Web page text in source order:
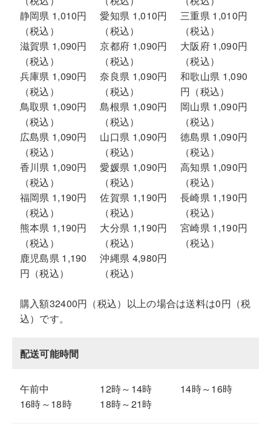
静岡県 1,010円
（税込）
愛知県 1,010円
（税込）
三重県 1,010円
（税込）
滋賀県 1,090円
（税込）
京都府 1,090円
（税込）
大阪府 1,090円
（税込）
兵庫県 1,090円
（税込）
奈良県 1,090円
（税込）
和歌山県 1,090
円（税込）
鳥取県 1,090円
（税込）
島根県 1,090円
（税込）
岡山県 1,090円
（税込）
広島県 1,090円
（税込）
山口県 1,090円
（税込）
徳島県 1,090円
（税込）
香川県 1,090円
（税込）
愛媛県 1,090円
（税込）
高知県 1,090円
（税込）
福岡県 1,190円
（税込）
佐賀県 1,190円
（税込）
長崎県 1,190円
（税込）
熊本県 1,190円
（税込）
大分県 1,190円
（税込）
宮崎県 1,190円
（税込）
鹿児島県 1,190
円（税込）
沖縄県 4,980円
（税込）
購入額32400円（税込）以上の場合は送料は0円（税
込）です。
配送可能時間
午前中 12時～14時
14時～16時
16時～18時
18時～21時